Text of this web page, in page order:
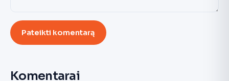
Pateikti komentarą
Komentarai